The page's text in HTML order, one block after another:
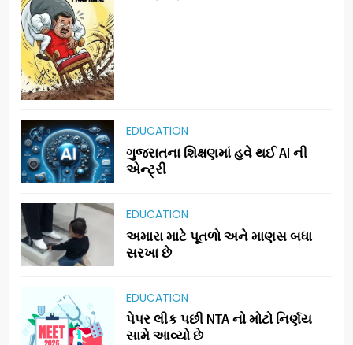
EDUCATION
ગુજરાતના શિક્ષણમાં હવે થઈ AI ની
એન્ટ્રી
EDUCATION
અમારા માટે પૂતળો અને માણસ બધા
સરખા છે
EDUCATION
પેપર લીક પછી NTA નો મોટો નિર્ણય
સામે આવ્યો છે